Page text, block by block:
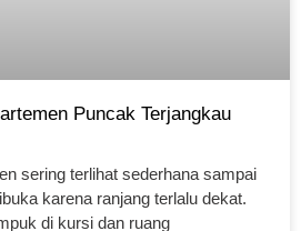
Puncak Terjangkau
sering terlihat sederhana sampai
karena ranjang terlalu dekat.
di kursi dan ruang